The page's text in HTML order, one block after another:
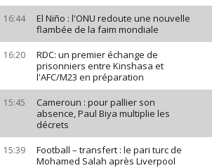
16:44
El Niño : l'ONU redoute une nouvelle
flambée de la faim mondiale
16:20
RDC: un premier échange de
prisonniers entre Kinshasa et
l'AFC/M23 en préparation
15:45
Cameroun : pour pallier son
absence, Paul Biya multiplie les
décrets
15:39
Football – transfert : le pari turc de
Mohamed Salah après Liverpool